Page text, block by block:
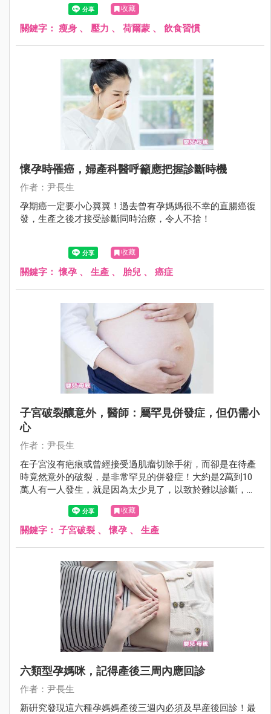
收藏
關鍵字： 瘦身 、 壓力 、 荷爾蒙 、 飲食習慣
懷孕時罹癌，婦產科醫呼籲應把握診斷時機
作者：尹長生
孕期癌一定要小心翼翼！過去曾有孕媽媽很不幸的直腸癌復
發，生產之後才接受診斷同時治療，令人不捨！
收藏
關鍵字：懷孕 、 生產 、 胎兒 、 癌症
子宮破裂釀意外，醫師：屬罕見併發症，但仍需小
心
作者：尹長生
在子宮沒有疤痕或曾經接受過肌瘤切除手術，而卻是在待產
時竟然意外的破裂，是非常罕見的併發症！大約是2萬到10
萬人有一人發生，就是因為太少見了，以致於難以診斷，更
難以被病家接受。
收藏
關鍵字： 子宮破裂 、懷孕 、 生產
六類型孕媽咪，記得產後三周內應回診
作者：尹長生
新硏究發現這六種孕媽媽產後三週內必須及早産後回診！最